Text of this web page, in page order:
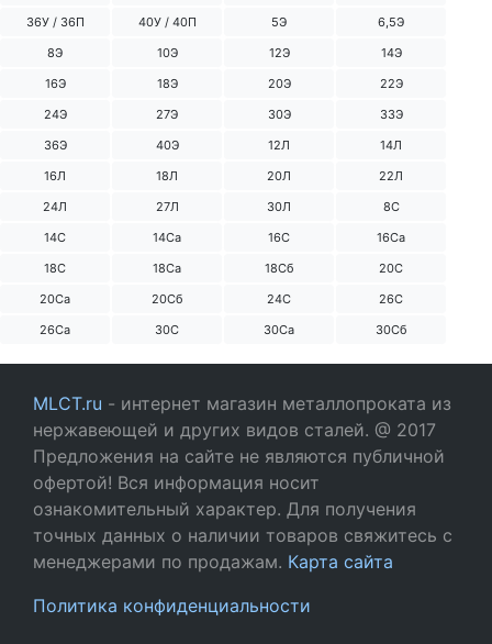
36У / 36П
40У / 40П 5Э
6,5Э
8Э
10Э 12Э
14Э
16Э
18Э 20Э
22Э
24Э
27Э 30Э
33Э
36Э
40Э 12Л
14Л
16Л
18Л 20Л
22Л
24Л
27Л 30Л
8С
14С
14Са 16С
16Са
18С
18Са 18Сб
20С
20Са
20Сб 24С
26С
26Са
30С 30Са 30Сб
MLCT.ru - интернет магазин металлопроката из
нержавеющей и других видов сталей. @ 2017
Предложения на сайте не являются публичной
офертой! Вся информация носит
ознакомительный характер. Для получения
точных данных о наличии товаров свяжитесь с
менеджерами по продажам. Карта сайта
Политика конфиденциальности